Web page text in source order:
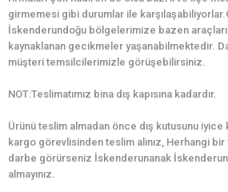
girmemesi gibi durumlar ile
İskenderundoğu bölgelerimize bazen
kaynaklanan gecikmeler yaşanabilmektedir.
müşteri temsilcilerimizle görüşebilirsiniz.
NOT:Teslimatımız bina dış kapısına kadardır.
Ürünü teslim almadan önce dış kutusunu
kargo görevlisinden teslim alınız, Herhangi bir
darbe görürseniz İskenderunanak
almayınız.